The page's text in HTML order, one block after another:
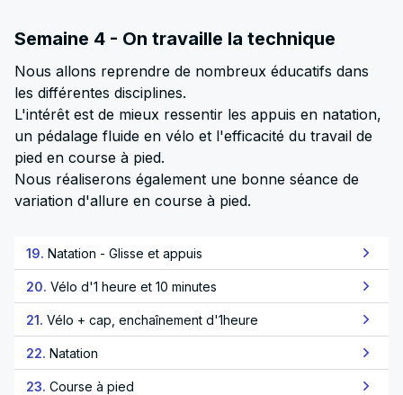
Semaine 4 - On travaille la technique
Nous allons reprendre de nombreux éducatifs dans
les différentes disciplines.
L'intérêt est de mieux ressentir les appuis en natation,
un pédalage fluide en vélo et l'efficacité du travail de
pied en course à pied.
Nous réaliserons également une bonne séance de
variation d'allure en course à pied.
19. Natation - Glisse et appuis
20. Vélo d'1 heure et 10 minutes
21. Vélo + cap, enchaînement d'1heure
22. Natation
23. Course à pied